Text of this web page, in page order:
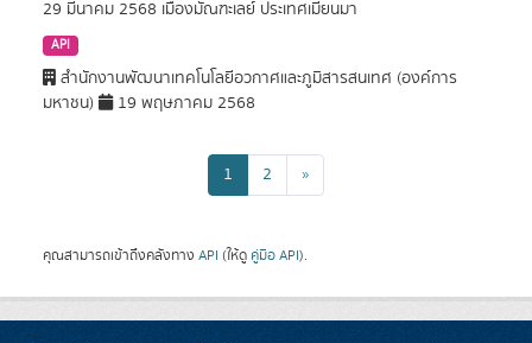
29 มีนาคม 2568 เมืองมัณฑะเลย์ ประเทศเมียนมา
API
สำนักงานพัฒนาเทคโนโลยีอวกาศและภูมิสารสนเทศ (องค์การ
มหาชน)
19 พฤษภาคม 2568
1 2 »
คุณสามารถเข้าถึงคลังทาง API (ให้ดู คู่มือ API).